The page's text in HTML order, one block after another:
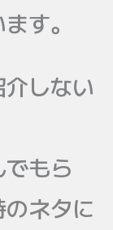
す。
しない
もら
ネタに